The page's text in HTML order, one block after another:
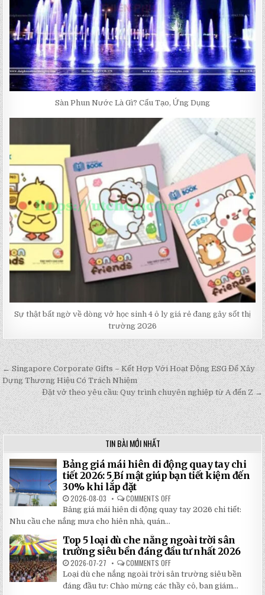
Sàn Phun Nước Là Gì? Cấu Tạo, Ứng Dụng
Sự thật bất ngờ về dòng vở học sinh 4 ô ly giá rẻ đang gây sốt thị
trường 2026
Post
navigation
← Singapore Corporate Gifts – Kết Hợp Với Hoạt Động ESG Để Xây
Dựng Thương Hiệu Có Trách Nhiệm
Đặt vở theo yêu cầu: Quy trình chuyên nghiệp từ A đến Z →
TIN BÀI MỚI NHẤT
Bảng giá mái hiên di động quay tay chi
tiết 2026: 5 Bí mật giúp bạn tiết kiệm đến
30% khi lắp đặt
2026-08-03 COMMENTS OFF
BẢNG
GIÁ
ĐỘNG
QUAY
TAY
TIẾT
2026:
5
BÍ
Bảng giá mái hiên di động quay tay 2026 chi tiết:
Nhu cầu che nắng mưa cho hiên nhà, quán...
Top 5 loại dù che nắng ngoài trời sân
trường siêu bền đáng đầu tư nhất 2026
2026-07-27 COMMENTS OFF
TOP
5
LOẠI
DÙ
Loại dù che nắng ngoài trời sân trường siêu bền
đáng đầu tư: Chào mừng các thầy cô, ban giám...